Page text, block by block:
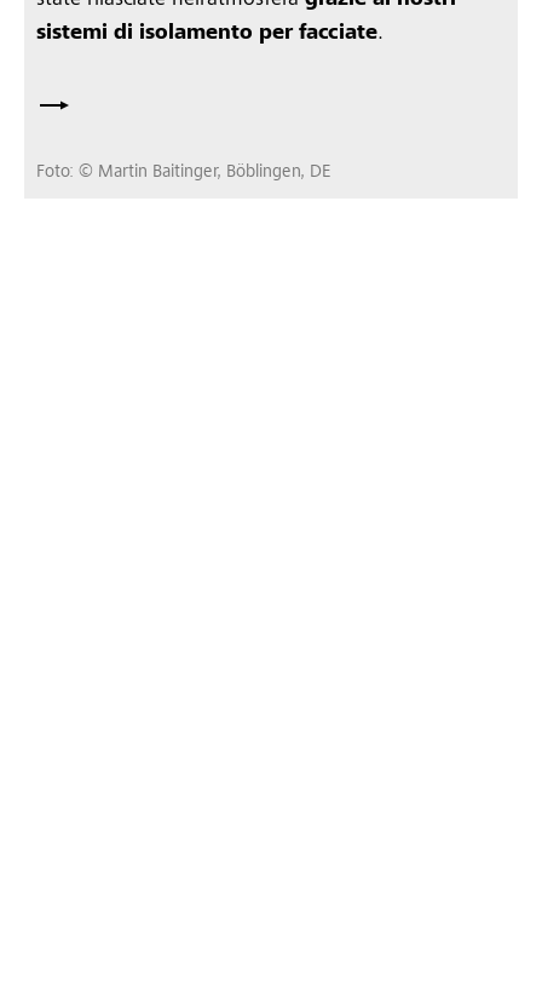
sistemi di isolamento per facciate.
Foto: © Martin Baitinger, Böblingen, DE